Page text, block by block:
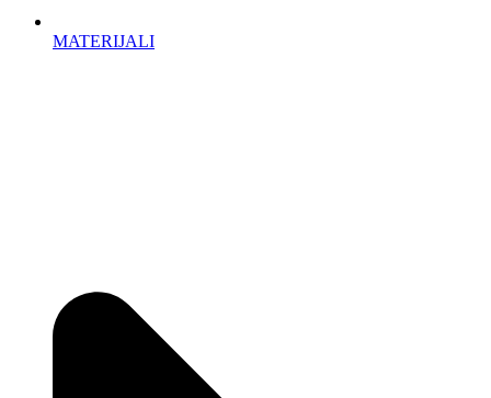
MATERIJALI